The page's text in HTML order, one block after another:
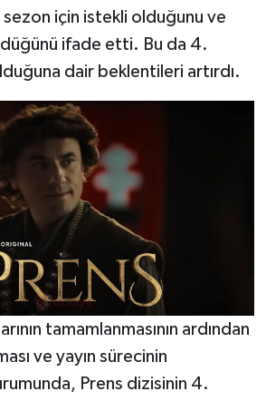
sezon için istekli olduğunu ve
ifade etti. Bu da 4.
dair beklentileri artırdı.
tamamlanmasının ardından
ve yayın sürecinin
Prens dizisinin 4.